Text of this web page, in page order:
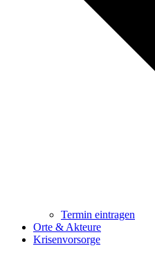
Termin eintragen
Orte & Akteure
Krisenvorsorge